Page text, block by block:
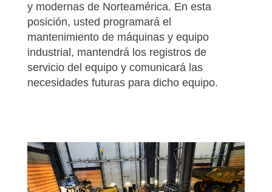
y modernas de Norteamérica. En esta
posición, usted programará el
mantenimiento de máquinas y equipo
industrial, mantendrá los registros de
servicio del equipo y comunicará las
necesidades futuras para dicho equipo.